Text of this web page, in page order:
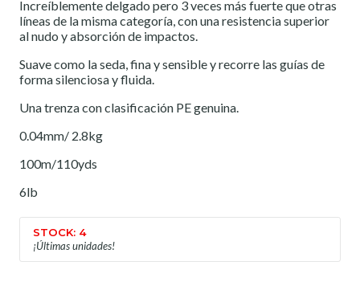
Increíblemente delgado pero 3 veces más fuerte que otras
líneas de la misma categoría, con una resistencia superior
al nudo y absorción de impactos.
Suave como la seda, fina y sensible y recorre las guías de
forma silenciosa y fluida.
Una trenza con clasificación PE genuina.
0.04mm/ 2.8kg
100m/110yds
6lb
STOCK: 4
¡Últimas unidades!